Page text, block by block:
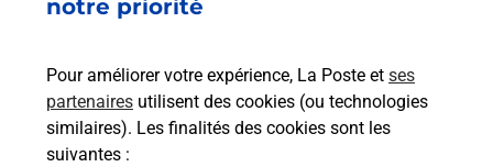
notre priorité
Pour améliorer votre expérience, La Poste et ses
partenaires utilisent des cookies (ou technologies
similaires). Les finalités des cookies sont les
suivantes :